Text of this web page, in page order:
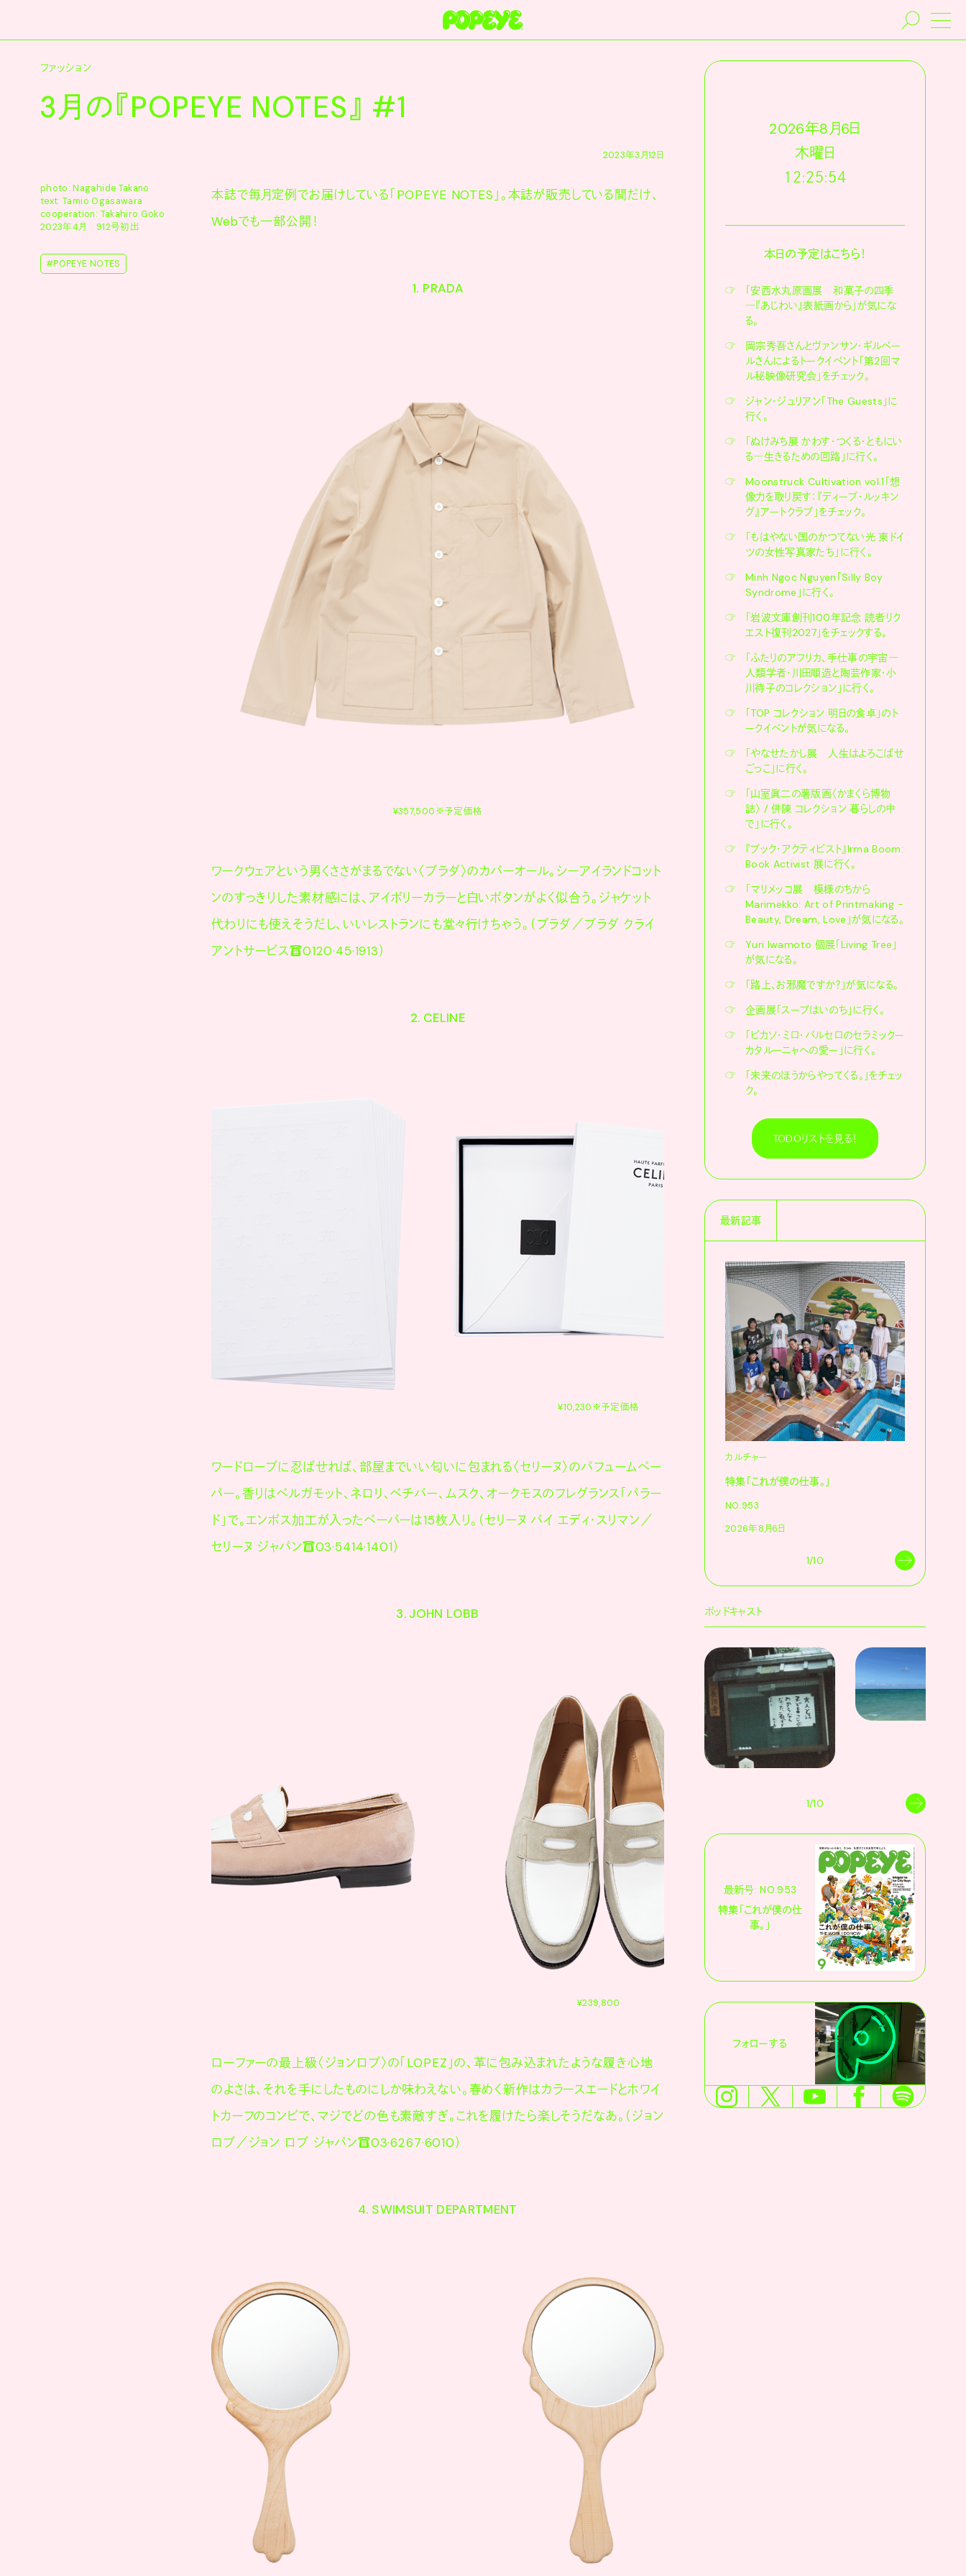
ファッション
3月の『POPEYE NOTES』 #1
2023年3月12日
photo: Nagahide Takano
text: Tamio Ogasawara
cooperation: Takahiro Goko
2023年4月 912号初出
#POPEYE NOTES
本誌で毎月定例でお届けしている「POPEYE NOTES」。本誌が販売している間だけ、
Webでも一部公開！
1. PRADA
¥357,500※予定価格
ワークウェアという男くささがまるでない〈プラダ〉のカバーオール。シーアイランドコット
ンのすっきりした素材感には、アイボリーカラーと白いボタンがよく似合う。ジャケット
代わりにも使えそうだし、いいレストランにも堂々行けちゃう。（プラダ／プラダ クライ
アントサービス☎0120·45·1913）
2. CELINE
¥10,230※予定価格
ワードローブに忍ばせれば、部屋までいい匂いに包まれる〈セリーヌ〉のパフュームペー
パー。香りはベルガモット、ネロリ、ベチバー、ムスク、オークモスのフレグランス「パラー
ド」で。エンボス加工が入ったペーパーは15枚入り。（セリーヌ バイ エディ・スリマン／
セリーヌ ジャパン☎03·5414·1401）
3. JOHN LOBB
¥239,800
ローファーの最上級〈ジョンロブ〉の「LOPEZ」の、革に包み込まれたような履き心地
のよさは、それを手にしたものにしか味わえない。春めく新作はカラースエードとホワイ
トカーフのコンビで、マジでどの色も素敵すぎ。これを履けたら楽しそうだなあ。（ジョン
ロブ／ジョン ロブ ジャパン☎03·6267·6010）
4. SWIMSUIT DEPARTMENT
2026年8月6日
木曜日
１２:２５:５６
本日の予定はこちら！
☞
「安西水丸原画展 和菓子の四季
―『あじわい』表紙画から」が気にな
る。
☞
岡宗秀吾さんとヴァンサン・ギルベー
ルさんによるトークイベント「第2回マ
ル秘映像研究会」をチェック。
☞
ジャン・ジュリアン「The Guests」に
行く。
☞
「ぬけみち展 かわす・つくる・ともにい
る―生きるための回路」に行く。
☞
Moonstruck Cultivation vol.1「想
像力を取り戻す：『ディープ・ルッキン
グ』アートクラブ」をチェック。
☞
「もはやない国のかつてない光 東ドイ
ツの女性写真家たち」に行く。
☞
Minh Ngoc Nguyen「Silly Boy
Syndrome」に行く。
☞
「岩波文庫創刊100年記念 読者リク
エスト復刊2027」をチェックする。
☞
「ふたりのアフリカ、手仕事の宇宙―
人類学者・川田順造と陶芸作家・小
川待子のコレクション」に行く。
☞
「TOP コレクション 明日の食卓」のト
ークイベントが気になる。
☞
「やなせたかし展 人生はよろこばせ
ごっこ」に行く。
☞
「山室眞二の薯版画〈かまくら博物
誌〉 / 併陳 コレクション 暮らしの中
で」に行く。
☞
『ブック・アクティビスト』Irma Boom:
Book Activist 展に行く。
☞
「マリメッコ展 模様のちから
Marimekko: Art of Printmaking -
Beauty, Dream, Love」が気になる。
☞
Yuri Iwamoto 個展「Living Tree」
が気になる。
☞
「路上、お邪魔ですか？」が気になる。
☞
企画展「スープはいのち」に行く。
☞
「ピカソ・ミロ・バルセロのセラミックー
カタルーニャへの愛ー」に行く。
☞
「未来のほうからやってくる。」をチェッ
ク。
TODOリストを見る！
最新記事
カルチャー
特集「これが僕の仕事。」
NO.953
2026年8月6日
1/10
ポッドキャスト
1/10
最新号: NO.953
特集「これが僕の仕
事。」
フォローする